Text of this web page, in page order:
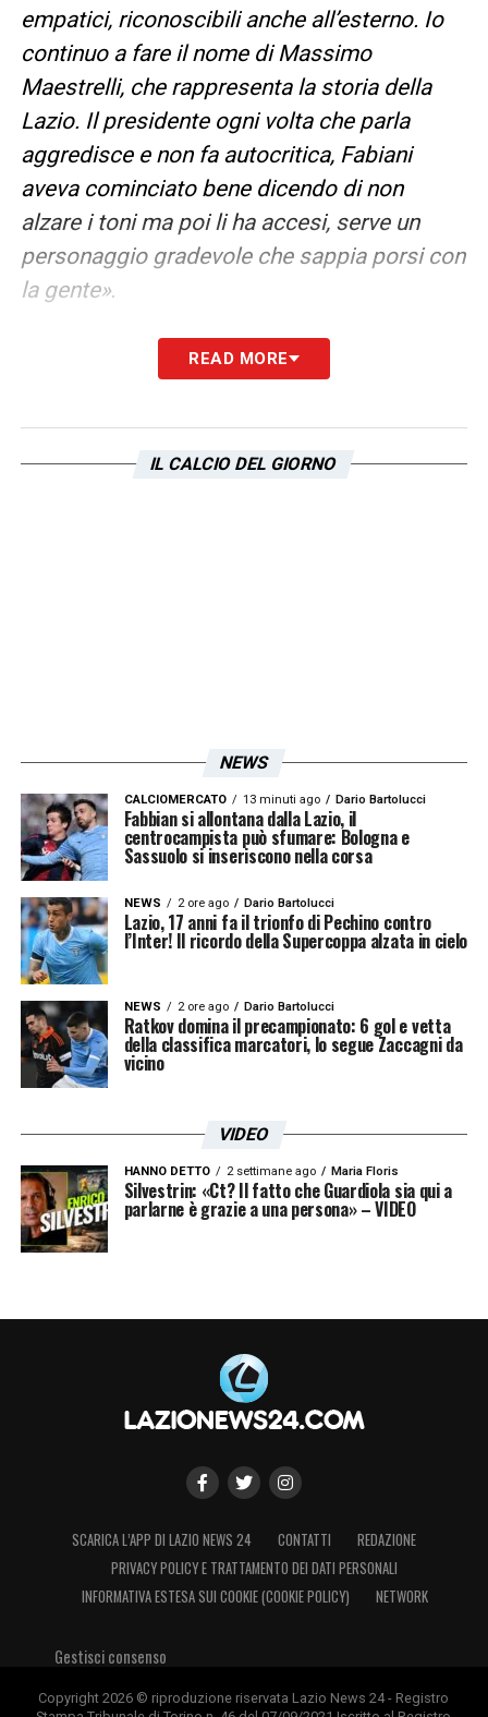
empatici, riconoscibili anche all’esterno. Io
continuo a fare il nome di Massimo
Maestrelli, che rappresenta la storia della
Lazio. Il presidente ogni volta che parla
aggredisce e non fa autocritica, Fabiani
aveva cominciato bene dicendo di non
alzare i toni ma poi li ha accesi, serve un
personaggio gradevole che sappia porsi con
la gente».
READ MORE
IL CALCIO DEL GIORNO
NEWS
CALCIOMERCATO 13 minuti ago Dario Bartolucci
Fabbian si allontana dalla Lazio, il
centrocampista può sfumare: Bologna e
Sassuolo si inseriscono nella corsa
NEWS 2 ore ago Dario Bartolucci
Lazio, 17 anni fa il trionfo di Pechino contro
l’Inter! Il ricordo della Supercoppa alzata in cielo
NEWS 2 ore ago Dario Bartolucci
Ratkov domina il precampionato: 6 gol e vetta
della classifica marcatori, lo segue Zaccagni da
vicino
VIDEO
HANNO DETTO 2 settimane ago Maria Floris
Silvestrin: «Ct? Il fatto che Guardiola sia qui a
parlarne è grazie a una persona» – VIDEO
SCARICA L’APP DI LAZIO NEWS 24 CONTATTI
REDAZIONE
PRIVACY POLICY E TRATTAMENTO DEI DATI PERSONALI
INFORMATIVA ESTESA SUI COOKIE (COOKIE POLICY)
NETWORK
Gestisci consenso
Copyright 2026 © riproduzione riservata Lazio News 24 - Registro